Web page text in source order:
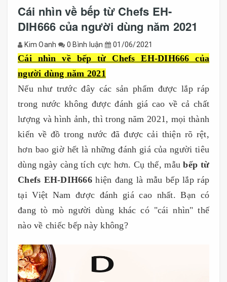
Cái nhìn về bếp từ Chefs EH-
DIH666 của người dùng năm 2021
Kim Oanh 0 Bình luận 01/06/2021
Cái nhìn về bếp từ Chefs EH-DIH666 của
người dùng năm 2021
Nếu như trước đây các sản phẩm được lắp ráp
trong nước không được đánh giá cao về cả chất
lượng và hình ảnh, thì trong năm 2021, mọi thành
kiến về đồ trong nước đã được cải thiện rõ rệt,
hơn bao giờ hết là những đánh giá của người tiêu
dùng ngày càng tích cực hơn. Cụ thể, mẫubếp từ
Chefs EH-DIH666hiện đang là mẫu bếp lắp ráp
tại Việt Nam được đánh giá cao nhất. Bạn có
đang tò mò người dùng khác có "cái nhìn" thế
nào về chiếc bếp này không?